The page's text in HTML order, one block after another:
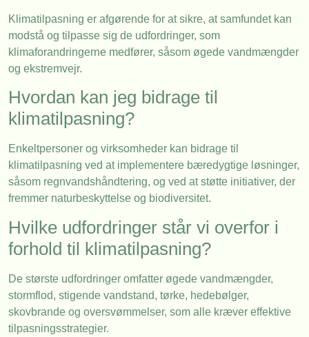
Klimatilpasning er afgørende for at sikre, at samfundet kan
modstå og tilpasse sig de udfordringer, som
klimaforandringerne medfører, såsom øgede vandmængder
og ekstremvejr.
Hvordan kan jeg bidrage til
klimatilpasning?
Enkeltpersoner og virksomheder kan bidrage til
klimatilpasning ved at implementere bæredygtige løsninger,
såsom regnvandshåndtering, og ved at støtte initiativer, der
fremmer naturbeskyttelse og biodiversitet.
Hvilke udfordringer står vi overfor i
forhold til klimatilpasning?
De største udfordringer omfatter øgede vandmængder,
stormflod, stigende vandstand, tørke, hedebølger,
skovbrande og oversvømmelser, som alle kræver effektive
tilpasningsstrategier.